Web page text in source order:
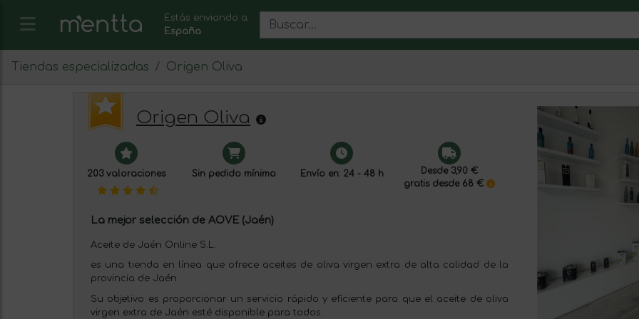
Estás enviando a:
España
Tiendas especializadas Origen Oliva
Origen Oliva
203 valoraciones Sin pedido mínimo Envío en: 24 - 48 h
Desde 3,90 €
gratis desde 68 €
La mejor selección de AOVE (Jaén)
Aceite de Jaén Online S.L.
es una tienda en línea que ofrece aceites de oliva virgen extra de alta calidad de la
provincia de Jaén.
Su objetivo es proporcionar un servicio rápido y eficiente para que el aceite de oliva
virgen extra de Jaén esté disponible para todos.